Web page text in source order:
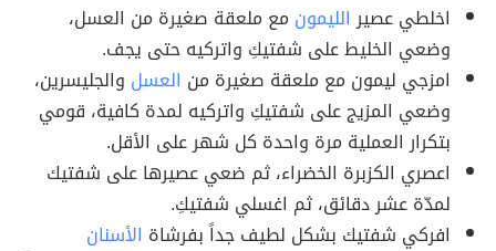
اخلطي عصيرالليمون مع ملعقة صغيرة من العسل،
وضعي الخليط على شفتيكِ واتركيه حتى يجف.
امزجي ليمون مع ملعقة صغيرة من العسل والجليسرين،
وضعي المزيج على شفتيكِ واتركيه لمدة كافية، قومي
بتكرار العملية مرة واحدة كل شهر على الأقل.
اعصري الكزبرة الخضراء، ثم ضعي عصيرها على شفتيك
لمدّة عشر دقائق، ثم اغسلي شفتيكِ.
افركي شفتيك بشكل لطيف جداً بفرشاة الأسنان